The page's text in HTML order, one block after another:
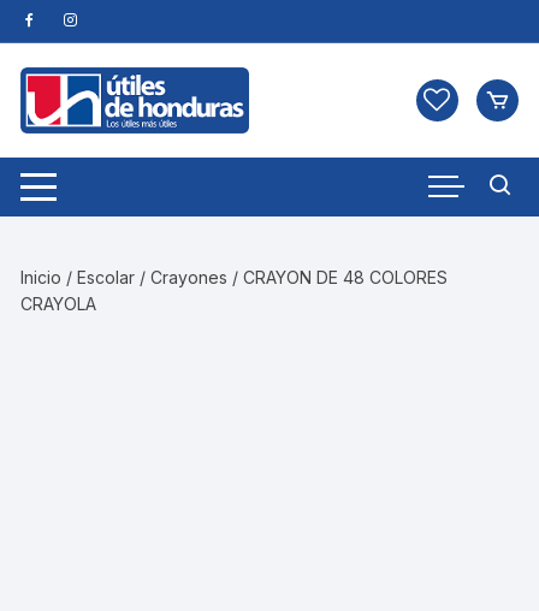
Skip
to
content
Inicio /Escolar /Crayones / CRAYON DE 48 COLORES
CRAYOLA